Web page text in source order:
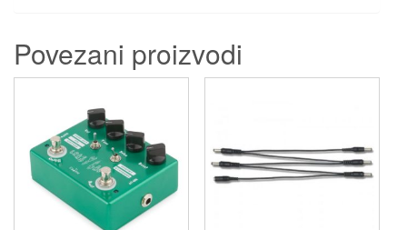
Povezani proizvodi